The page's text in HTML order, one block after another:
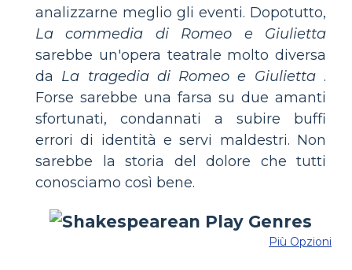
analizzarne meglio gli eventi. Dopotutto,
La commedia di Romeo e Giulietta
sarebbe un'opera teatrale molto diversa
da La tragedia di Romeo e Giulietta.
Forse sarebbe una farsa su due amanti
sfortunati, condannati a subire buffi
errori di identità e servi maldestri. Non
sarebbe la storia del dolore che tutti
conosciamo così bene.
Più Opzioni